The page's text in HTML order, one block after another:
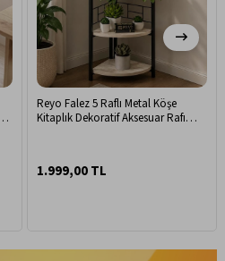
Reyo Falez 5 Raflı Metal Köşe
Kitaplık Dekoratif Aksesuar Rafı
1.999,00 TL